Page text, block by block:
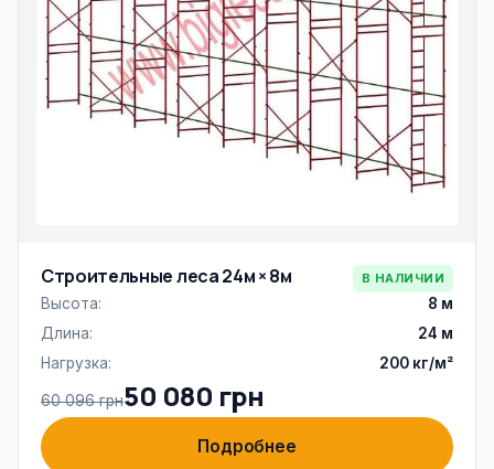
Строительные леса 24м × 8м В НАЛИЧИИ
Высота:
8 м
Длина:
24 м
Нагрузка:
200 кг/м²
60 096 грн50 080 грн
Подробнее